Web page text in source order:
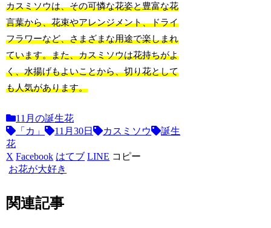
カスミソウは、その可憐な花姿と豊富な花
言葉から、花束やアレンジメント、ドライ
フラワーなど、さまざまな用途で楽しまれ
ています。また、カスミソウは花持ちがよ
く、水揚げもよいことから、切り花として
も人気があります。
11月の誕生花
「カ」
11月30日 カスミソウ
誕生
花
X Facebook はてブ LINE コピー
お花が大好き
関連記事